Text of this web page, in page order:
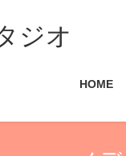
ジオ
HOME